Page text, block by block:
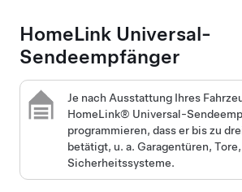
HomeLink Universal-
Sendeempfänger
Je nach Ausstattung Ihres
HomeLink® Universal-
programmieren, dass er bis zu
betätigt, u. a. Garagentüren,
Sicherheitssysteme.